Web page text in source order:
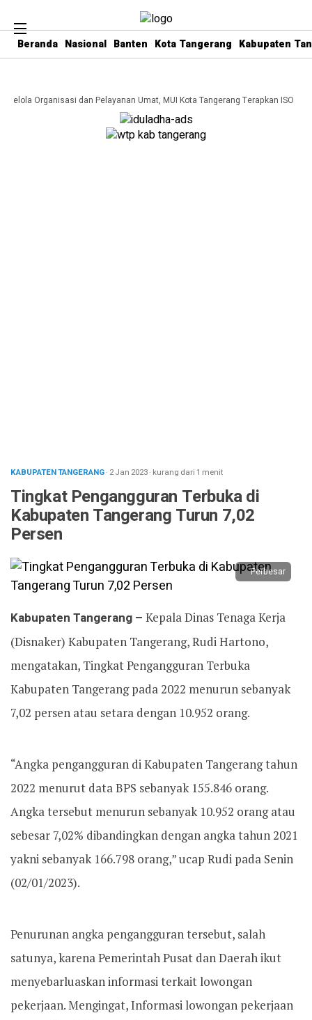
Beranda Nasional Banten Kota Tangerang Kabupaten
Organisasi dan Pelayanan Umat, MUI Kota Tangerang Terapkan ISO
KABUPATEN TANGERANG· 2 Jan 2023· kurang dari 1 menit
Tingkat Pengangguran Terbuka di
Kabupaten Tangerang Turun 7,02
Persen
Perbesar
Kabupaten Tangerang – Kepala Dinas Tenaga Kerja
(Disnaker) Kabupaten Tangerang, Rudi Hartono,
mengatakan, Tingkat Pengangguran Terbuka
Kabupaten Tangerang pada 2022 menurun sebanyak
7,02 persen atau setara dengan 10.952 orang.
“Angka pengangguran di Kabupaten Tangerang tahun
2022 menurut data BPS sebanyak 155.846 orang.
Angka tersebut menurun sebanyak 10.952 orang atau
sebesar 7,02% dibandingkan dengan angka tahun 2021
yakni sebanyak 166.798 orang,” ucap Rudi pada Senin
(02/01/2023).
Penurunan angka pengangguran tersebut, salah
satunya, karena Pemerintah Pusat dan Daerah ikut
menyebarluaskan informasi terkait lowongan
pekerjaan. Mengingat, Informasi lowongan pekerjaan